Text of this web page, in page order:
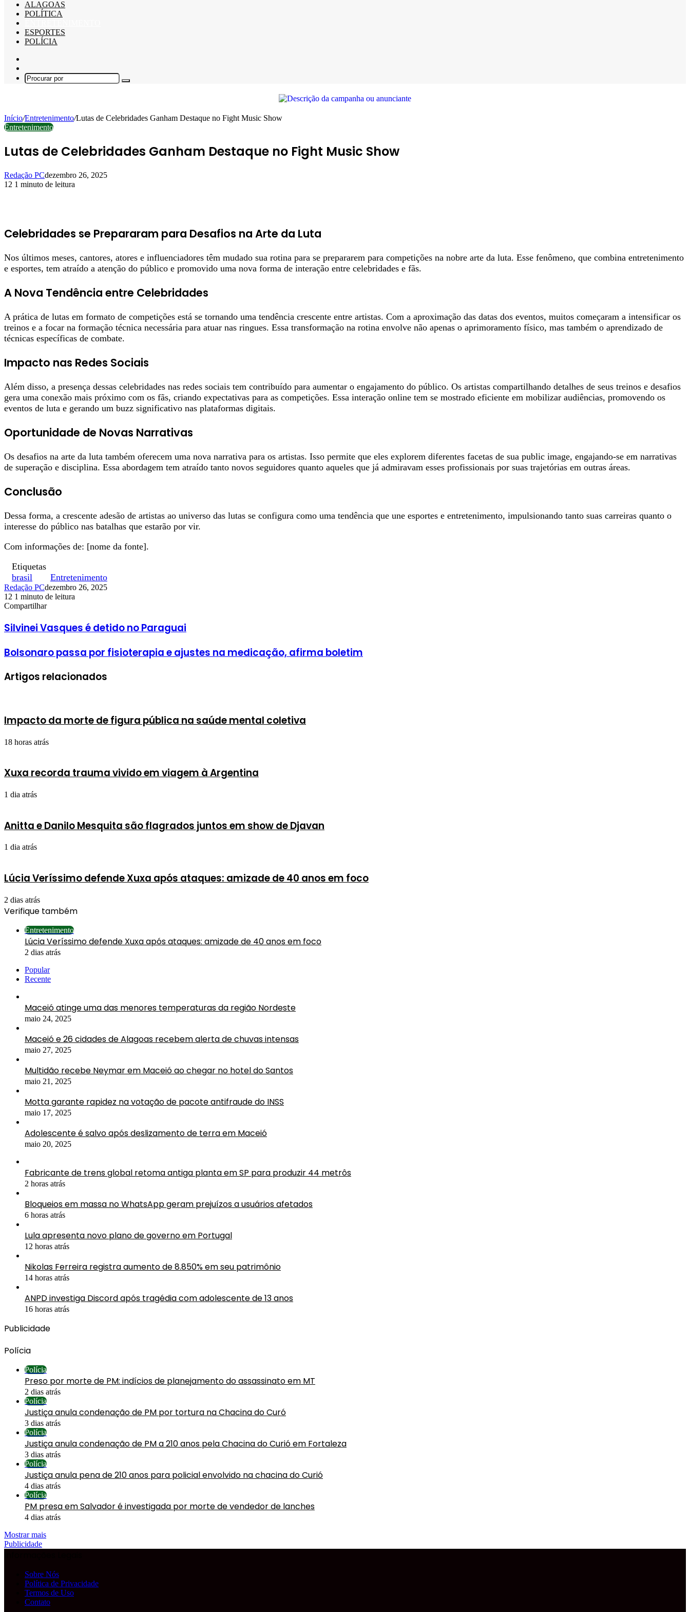
ALAGOAS
POLÍTICA
ESPORTES
POLÍCIA
skin
Procurar
Início/Entretenimento/Lutas de Celebridades Ganham Destaque no Fight Music Show
Entretenimento
Lutas de Celebridades Ganham Destaque no Fight Music Show
Redação PCdezembro 26, 2025
12 1 minuto de leitura
Celebridades se Prepararam para Desafios na Arte da Luta
Nos últimos meses, cantores, atores e influenciadores têm mudado sua rotina para se prepararem para competições na nobre arte da luta. Esse fenômeno, que combina entretenimento
e esportes, tem atraído a atenção do público e promovido uma nova forma de interação entre celebridades e fãs.
A Nova Tendência entre Celebridades
A prática de lutas em formato de competições está se tornando uma tendência crescente entre artistas. Com a aproximação das datas dos eventos, muitos começaram a intensificar os
treinos e a focar na formação técnica necessária para atuar nas ringues. Essa transformação na rotina envolve não apenas o aprimoramento físico, mas também o aprendizado de
técnicas específicas de combate.
Impacto nas Redes Sociais
Além disso, a presença dessas celebridades nas redes sociais tem contribuído para aumentar o engajamento do público. Os artistas compartilhando detalhes de seus treinos e desafios
gera uma conexão mais próximo com os fãs, criando expectativas para as competições. Essa interação online tem se mostrado eficiente em mobilizar audiências, promovendo os
eventos de luta e gerando um buzz significativo nas plataformas digitais.
Oportunidade de Novas Narrativas
Os desafios na arte da luta também oferecem uma nova narrativa para os artistas. Isso permite que eles explorem diferentes facetas de sua public image, engajando-se em narrativas
de superação e disciplina. Essa abordagem tem atraído tanto novos seguidores quanto aqueles que já admiravam esses profissionais por suas trajetórias em outras áreas.
Conclusão
Dessa forma, a crescente adesão de artistas ao universo das lutas se configura como uma tendência que une esportes e entretenimento, impulsionando tanto suas carreiras quanto o
interesse do público nas batalhas que estarão por vir.
Com informações de: [nome da fonte].
Etiquetas
brasil
Entretenimento
Redação PCdezembro 26, 2025
12 1 minuto de leitura
Facebook
X
Linkedin
Pinterest
WhatsApp
Telegram
Compartilhar
Silvinei Vasques é detido no Paraguai
Bolsonaro passa por fisioterapia e ajustes na medicação, afirma boletim
Artigos relacionados
Impacto da morte de figura pública na saúde mental coletiva
18 horas atrás
Xuxa recorda trauma vivido em viagem à Argentina
1 dia atrás
Anitta e Danilo Mesquita são flagrados juntos em show de Djavan
1 dia atrás
Lúcia Veríssimo defende Xuxa após ataques: amizade de 40 anos em foco
2 dias atrás
Verifique também
Entretenimento
Lúcia Veríssimo defende Xuxa após ataques: amizade de 40 anos em foco
2 dias atrás
Popular
Recente
Maceió atinge uma das menores temperaturas da região Nordeste
maio 24, 2025
Maceió e 26 cidades de Alagoas recebem alerta de chuvas intensas
maio 27, 2025
Multidão recebe Neymar em Maceió ao chegar no hotel do Santos
maio 21, 2025
Motta garante rapidez na votação de pacote antifraude do INSS
maio 17, 2025
Adolescente é salvo após deslizamento de terra em Maceió
maio 20, 2025
Fabricante de trens global retoma antiga planta em SP para produzir 44 metrôs
2 horas atrás
Bloqueios em massa no WhatsApp geram prejuízos a usuários afetados
6 horas atrás
Lula apresenta novo plano de governo em Portugal
12 horas atrás
Nikolas Ferreira registra aumento de 8.850% em seu patrimônio
14 horas atrás
ANPD investiga Discord após tragédia com adolescente de 13 anos
16 horas atrás
Publicidade
Polícia
Polícia
Preso por morte de PM: indícios de planejamento do assassinato em MT
2 dias atrás
Polícia
Justiça anula condenação de PM por tortura na Chacina do Curó
3 dias atrás
Polícia
Justiça anula condenação de PM a 210 anos pela Chacina do Curió em Fortaleza
3 dias atrás
Polícia
Justiça anula pena de 210 anos para policial envolvido na chacina do Curió
4 dias atrás
Polícia
PM presa em Salvador é investigada por morte de vendedor de lanches
4 dias atrás
Mostrar mais
Publicidade
Sobre Nós
Política de Privacidade
Termos de Uso
Contato